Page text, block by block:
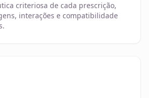
criteriosa de cada prescrição,
interações e compatibilidade